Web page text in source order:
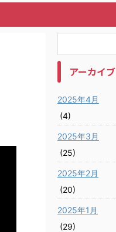
アーカイブ
2025年4月
(4)
2025年3月
(25)
2025年2月
(20)
2025年1月
(29)